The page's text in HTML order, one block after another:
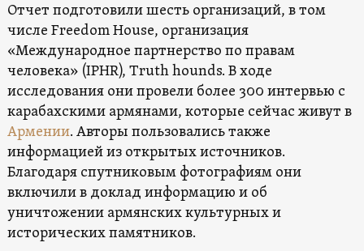
Отчет подготовили шесть организаций, в том
числе Freedom House, организация
«Международное партнерство по правам
человека» (IPHR), Truth hounds. В ходе
исследования они провели более 300 интервью с
карабахскими армянами, которые сейчас живут в
Армении. Авторы пользовались также
информацией из открытых источников.
Благодаря спутниковым фотографиям они
включили в доклад информацию и об
уничтожении армянских культурных и
исторических памятников.